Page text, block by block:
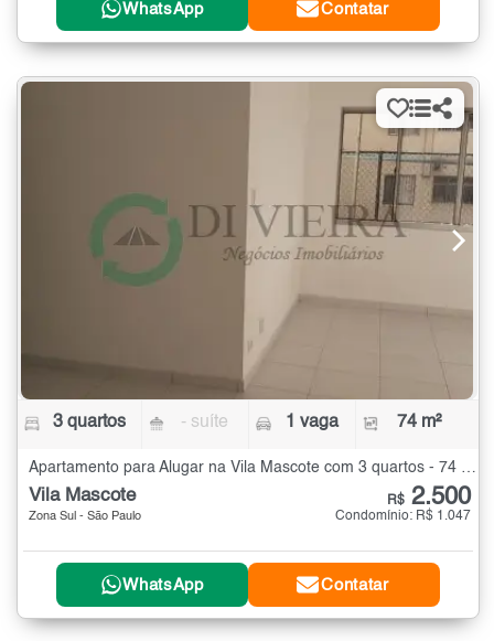
WhatsApp Contatar
3 quartos - suíte 1 vaga 74 m²
Apartamento para Alugar na Vila Mascote com 3 quartos - 74 m²
Vila Mascote
Zona Sul - São Paulo
R$ 2.500
Condomínio: R$ 1.047
WhatsApp Contatar